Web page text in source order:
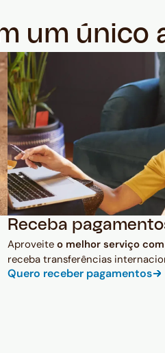
um único
Receba
Aproveiteo melhor serviço
receba transferências
Quero receber pagamentos